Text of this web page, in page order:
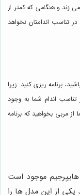
زند و هنگامی که کمتر از
تناسب اندامتان نخواهد
برنامه ریزی کنید. زیرا
تناسب اندام شما به وجود
مربی بخواهید که برنامه
موجود است
یکی از این مدل ها را